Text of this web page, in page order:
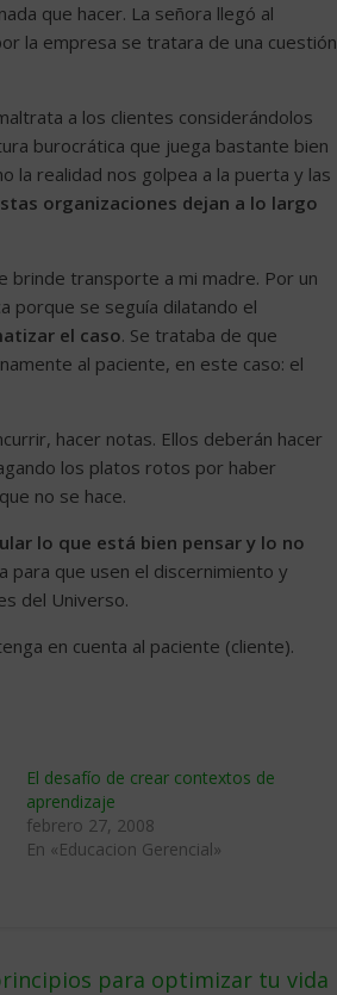
que hacer. La señora llegó al
la empresa se tratara de una cuestión
a los clientes considerándolos
burocrática que juega bastante bien
la realidad nos golpea a la puerta y las
organizaciones dejan a lo largo
brinde transporte a mi madre. Por un
porque se seguía dilatando el
el caso. Se trataba de que
al paciente, en este caso: el
hacer notas. Ellos deberán hacer
los platos rotos por haber
no se hace.
lo que está bien pensar y lo no
para que usen el discernimiento y
del Universo.
en cuenta al paciente (cliente).
El desafío de crear contextos de
aprendizaje
febrero 27, 2008
En «Educacion Gerencial»
para optimizar tu vida